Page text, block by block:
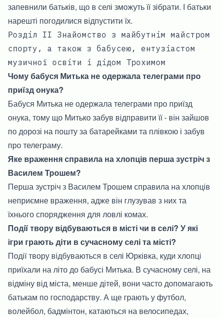
запевнили батьків, що в селі зможуть її зібрати. І батьки
нарешті погодилися відпустити їх.
Розділ II Знайомство з майбутнім майстром
спорту, а також з бабусею, ентузіастом
музичної освіти і дідом Трохимом
Чому бабуся Митька не одержала телеграми про
приїзд онука?
Бабуся Митька не одержала телеграми про приїзд
онука, тому що Митько забув відправити її - він зайшов
по дорозі на пошту за батарейками та плівкою і забув
про телеграму.
Яке враження справила на хлопців перша зустріч з
Василем Трошем?
Перша зустріч з Василем Трошем справила на хлопців
неприємне враження, адже він глузував з них та
їхнього спорядження для ловлі комах.
Події твору відбуваються в місті чи в селі? У які
ігри грають діти в сучасному селі та місті?
Події твору відбуваються в селі Юрківка, куди хлопці
приїхали на літо до бабусі Митька. В сучасному селі, на
відміну від міста, менше дітей, вони часто допомагають
батькам по господарству. А ще грають у футбол,
волейбол, бадмінтон, катаються на велосипедах,